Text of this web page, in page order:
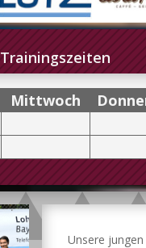
Trainingszeiten
Mittwoch Do
Unsere